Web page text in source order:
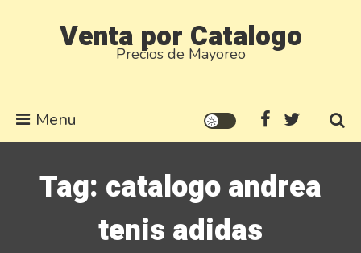
Venta por Catalogo
Precios de Mayoreo
Menu
Tag: catalogo andrea
tenis adidas